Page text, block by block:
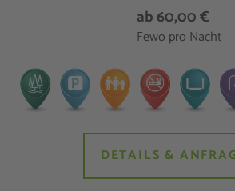
ab 60,00 €
Fewo pro Nacht
DETAILS &